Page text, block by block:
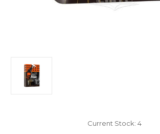
Current Stock: 4